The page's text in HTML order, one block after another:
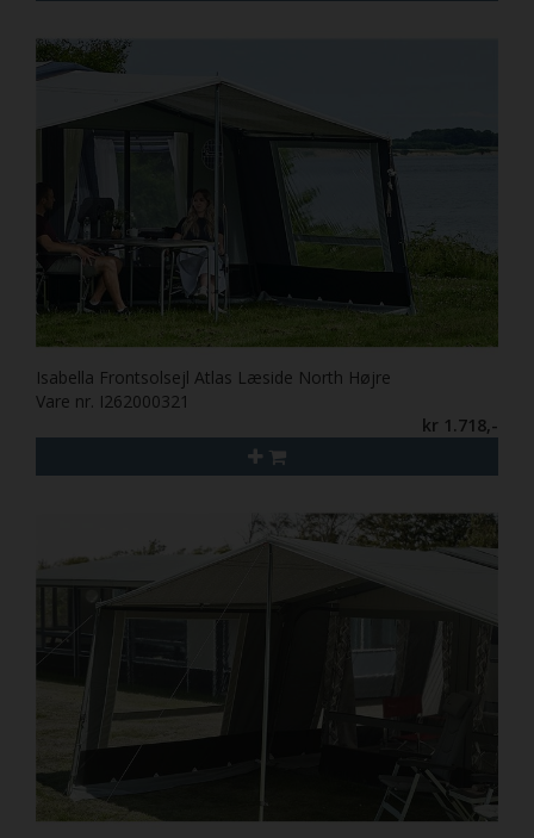
Isabella Frontsolsejl Atlas Læside North Højre
Vare nr. I262000321
kr 1.718,-